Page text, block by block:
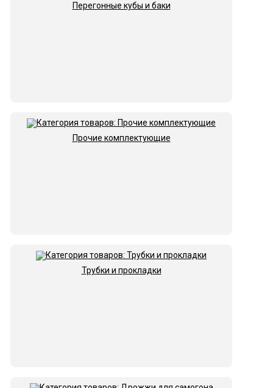
Перегонные кубы и баки
Прочие комплектующие
Трубки и прокладки